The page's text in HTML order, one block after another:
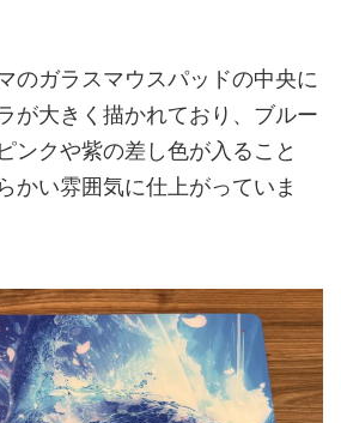
のガラスマウスパッドの中央に
が大きく描かれており、ブルー
ンクや紫の差し色が入ること
かい雰囲気に仕上がっていま